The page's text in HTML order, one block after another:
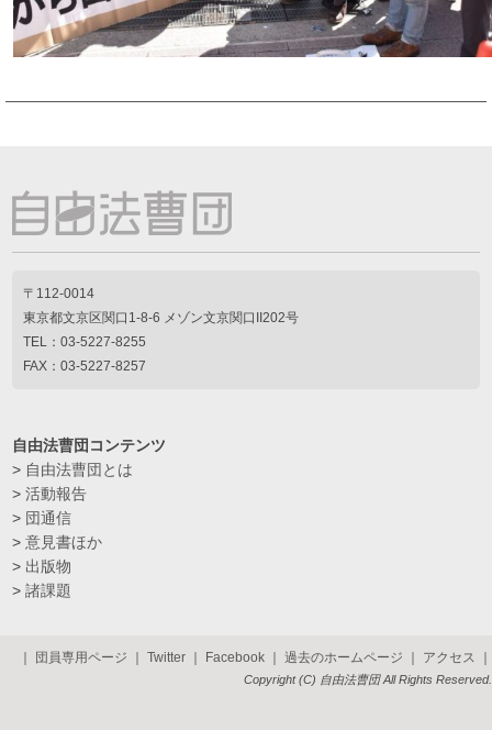
〒112-0014
東京都文京区関口1-8-6 メゾン文京関口II202号
TEL：03-5227-8255
FAX：03-5227-8257
自由法曹団コンテンツ
> 自由法曹団とは
>活動報告
> 団通信
>意見書ほか
> 出版物
>諸課題
｜ 団員専用ページ ｜ Twitter ｜ Facebook ｜ 過去のホームページ ｜ アクセス ｜
Copyright (C) 自由法曹団 All Rights Reserved.